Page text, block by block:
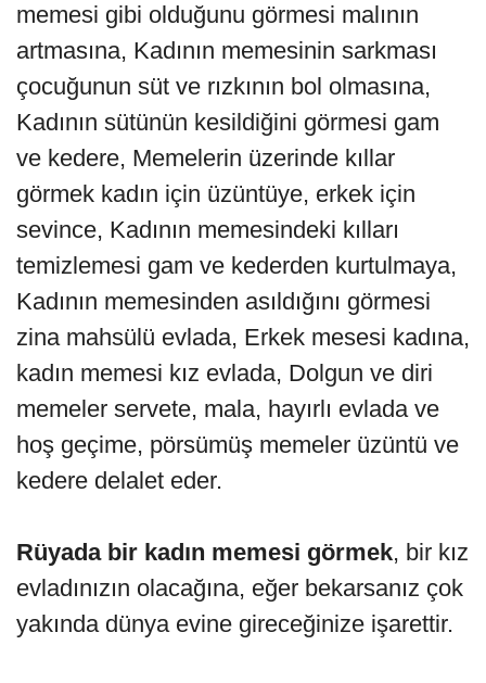
memesi gibi olduğunu görmesi malının
artmasına, Kadının memesinin sarkması
çocuğunun süt ve rızkının bol olmasına,
Kadının sütünün kesildiğini görmesi gam
ve kedere, Memelerin üzerinde kıllar
görmek kadın için üzüntüye, erkek için
sevince, Kadının memesindeki kılları
temizlemesi gam ve kederden kurtulmaya,
Kadının memesinden asıldığını görmesi
zina mahsülü evlada, Erkek mesesi kadına,
kadın memesi kız evlada, Dolgun ve diri
memeler servete, mala, hayırlı evlada ve
hoş geçime, pörsümüş memeler üzüntü ve
kedere delalet eder.
Rüyada bir kadın memesi görmek, bir kız
evladınızın olacağına, eğer bekarsanız çok
yakında dünya evine gireceğinize işarettir.